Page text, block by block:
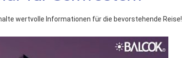
wertvolle Informationen für die bevorstehende Reise!